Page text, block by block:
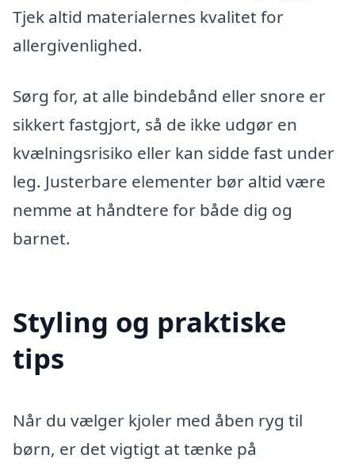
Tjek altid materialernes kvalitet for
allergivenlighed.
Sørg for, at alle bindebånd eller snore er
sikkert fastgjort, så de ikke udgør en
kvælningsrisiko eller kan sidde fast under
leg. Justerbare elementer bør altid være
nemme at håndtere for både dig og
barnet.
Styling og praktiske
tips
Når du vælger kjoler med åben ryg til
børn, er det vigtigt at tænke på